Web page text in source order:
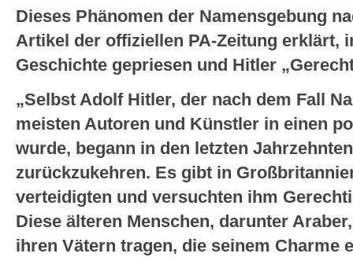
Dieses Phänomen der Namensgebung
Artikel der offiziellen PA-Zeitung erklärt,
Geschichte gepriesen und Hitler
„Selbst Adolf Hitler, der nach dem Fall
meisten Autoren und Künstler in einen
wurde, begann in den letzten
zurückzukehren. Es gibt in
verteidigten und versuchten ihm
Diese älteren Menschen, darunter
ihren Vätern tragen, die seinem Charme